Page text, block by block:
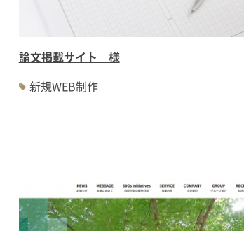
論文掲載サイト 様
新規WEB制作